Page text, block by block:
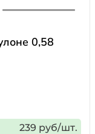
0,58
239 руб/шт.